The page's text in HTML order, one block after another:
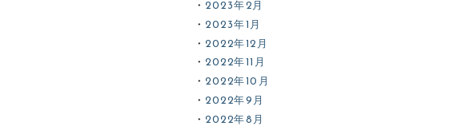
2023年2月
2023年1月
2022年12月
2022年11月
2022年10月
2022年9月
2022年8月